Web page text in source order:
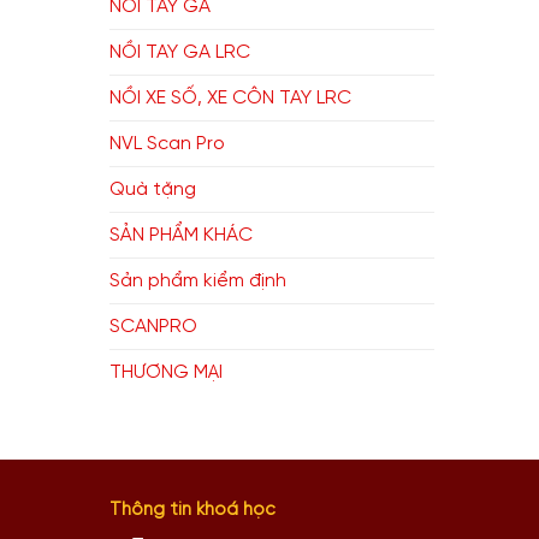
NỒI TAY GA
NỒI TAY GA LRC
NỒI XE SỐ, XE CÔN TAY LRC
NVL Scan Pro
Quà tặng
SẢN PHẨM KHÁC
Sản phẩm kiểm định
SCANPRO
THƯƠNG MẠI
Thông tin khoá học